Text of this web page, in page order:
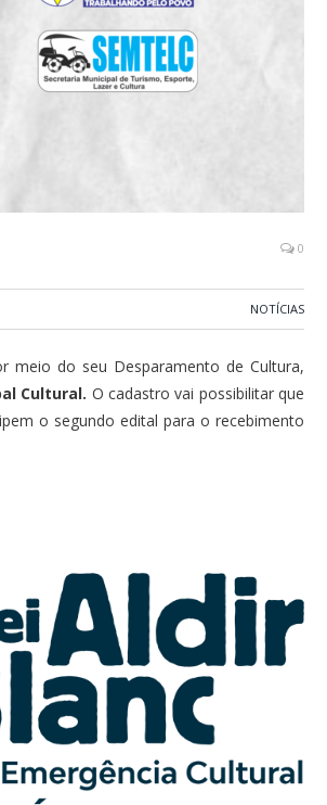
0
NOTÍCIAS
meio do seu Desparamento de Cultura,
Cultural. O cadastro vai possibilitar que
o segundo edital para o recebimento